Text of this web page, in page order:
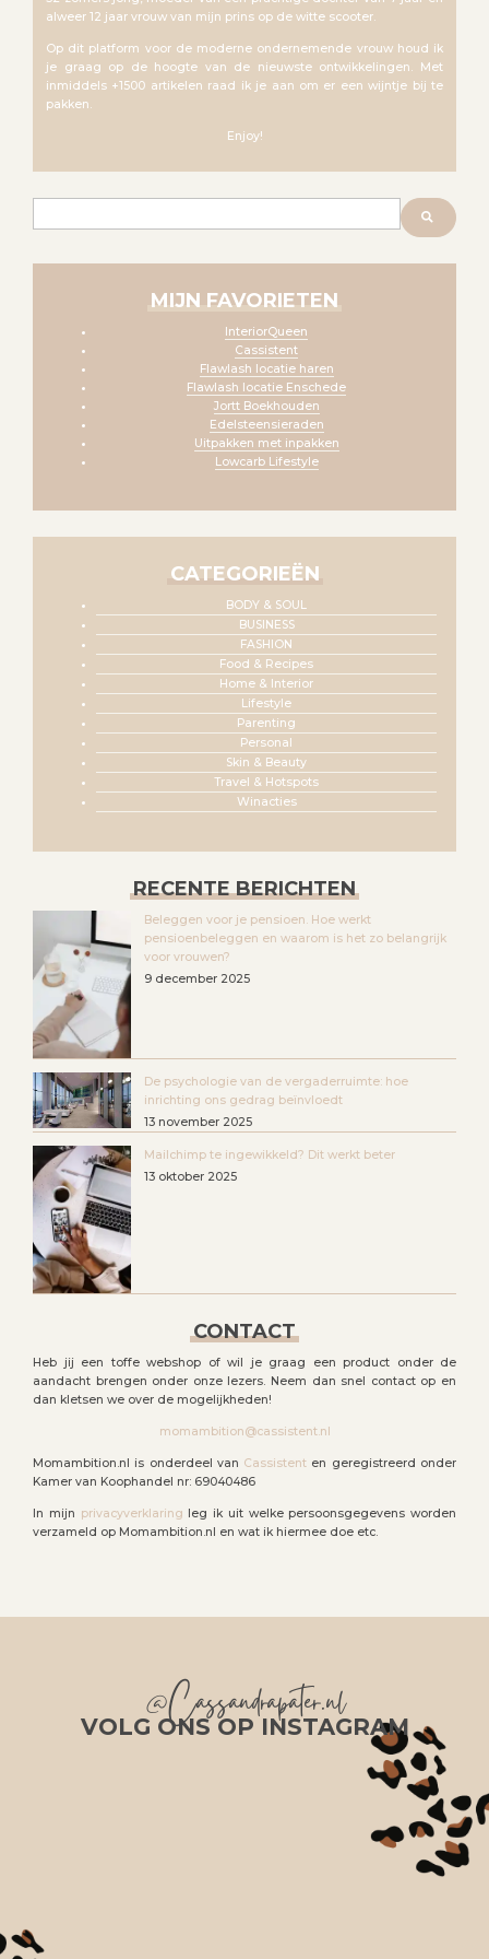
alweer 12 jaar vrouw van mijn prins op de witte scooter.
Op dit platform voor de moderne ondernemende vrouw houd ik
je graag op de hoogte van de nieuwste ontwikkelingen. Met
inmiddels +1500 artikelen raad ik je aan om er een wijntje bij te
pakken.
Enjoy!
MIJN FAVORIETEN
InteriorQueen
Cassistent
Flawlash locatie haren
Flawlash locatie Enschede
Jortt Boekhouden
Edelsteensieraden
Uitpakken met inpakken
Lowcarb Lifestyle
CATEGORIEËN
BODY & SOUL
BUSINESS
FASHION
Food & Recipes
Home & Interior
Lifestyle
Parenting
Personal
Skin & Beauty
Travel & Hotspots
Winacties
RECENTE BERICHTEN
Beleggen voor je pensioen. Hoe werkt
pensioenbeleggen en waarom is het zo belangrijk
voor vrouwen?
9 december 2025
De psychologie van de vergaderruimte: hoe
inrichting ons gedrag beïnvloedt
13 november 2025
Mailchimp te ingewikkeld? Dit werkt beter
13 oktober 2025
CONTACT
Heb jij een toffe webshop of wil je graag een product onder de
aandacht brengen onder onze lezers. Neem dan snel contact op en
dan kletsen we over de mogelijkheden!
momambition@cassistent.nl
Momambition.nl is onderdeel van Cassistent en geregistreerd onder
Kamer van Koophandel nr: 69040486
In mijn privacyverklaring leg ik uit welke persoonsgegevens worden
verzameld op Momambition.nl en wat ik hiermee doe etc.
@Cassandrapater.nl
VOLG ONS OP INSTAGRAM